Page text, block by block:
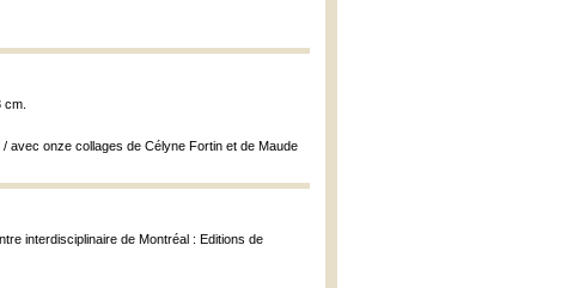
cm.
avec onze collages de Célyne Fortin et de Maude
interdisciplinaire de Montréal : Editions de